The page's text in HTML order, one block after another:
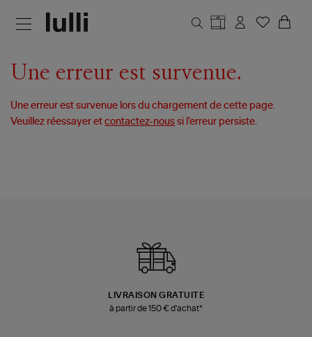
Une erreur est survenue.
Une erreur est survenue lors du chargement de cette page.
Veuillez réessayer etcontactez-nous si l’erreur persiste.
LIVRAISON GRATUITE
à partir de 150 € d'achat*